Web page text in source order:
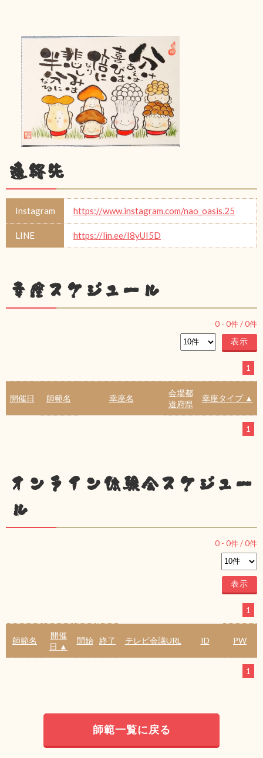
連絡先
Instagram https://www.instagram.com/nao_oasis.25
LINE https://lin.ee/I8yUI5D
幸座スケジュール
0 - 0件 /0件
1
開催日 師範名 幸座名
会場都
道府県
幸座タイプ ▲
1
オンライン体験会スケジュー
ル
0 - 0件 /0件
1
師範名
開催
日 ▲
開始 終了 テレビ会議URL ID PW
1
師範一覧に戻る